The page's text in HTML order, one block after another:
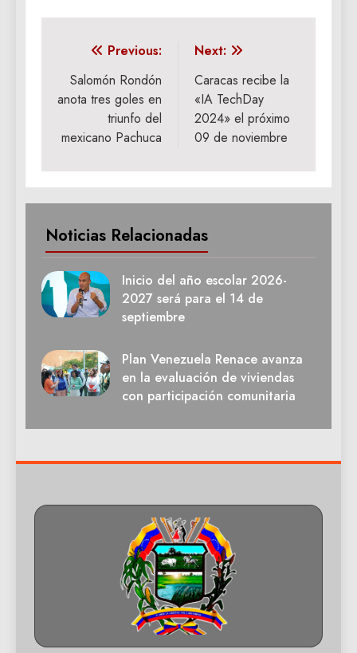
Navegación
de
entradas
Previous:
Salomón Rondón
anota tres goles en
triunfo del
mexicano Pachuca
Next:
Caracas recibe la
«IA TechDay
2024» el próximo
09 de noviembre
Noticias Relacionadas
Inicio del año escolar 2026-
2027 será para el 14 de
septiembre
Plan Venezuela Renace avanza
en la evaluación de viviendas
con participación comunitaria